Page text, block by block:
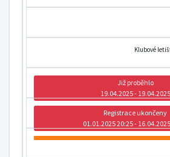
Klubové
Již proběhlo
19.04.2025 - 19.04.2025
Registrace ukončeny
01.01.2025 20:25 -